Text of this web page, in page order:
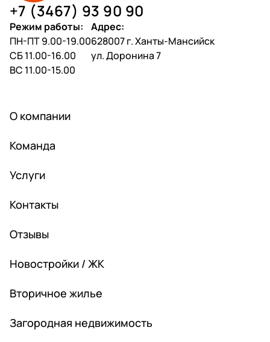
+7 (3467) 93 90 90
Режим работы:
ПН-ПТ 9.00-19.00
СБ 11.00-16.00
ВС 11.00-15.00
Адрес:
628007 г. Ханты-Мансийск
ул. Доронина 7
О компании
Команда
Услуги
Контакты
Отзывы
Новостройки / ЖК
Вторичное жилье
Загородная недвижимость